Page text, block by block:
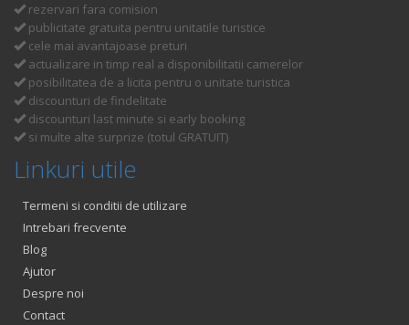
rezervari fara comision
publicitate gratuita pentru unitatile turistice
cele mai avantajoase preturi
actualizare in timp real a disponibilitatii camerelor
posibilitatea de a licita pentru o unitate turistica
discounturi de findelitate
discounturi last minute si early booking
si multe alte surprize (totul GRATUIT)
Linkuri utile
Termeni si conditii de utilizare
Intrebari frecvente
Blog
Ajutor
Despre noi
Contact